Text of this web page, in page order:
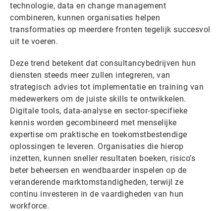
technologie, data en change management
combineren, kunnen organisaties helpen
transformaties op meerdere fronten tegelijk succesvol
uit te voeren.
Deze trend betekent dat consultancybedrijven hun
diensten steeds meer zullen integreren, van
strategisch advies tot implementatie en training van
medewerkers om de juiste skills te ontwikkelen.
Digitale tools, data-analyse en sector-specifieke
kennis worden gecombineerd met menselijke
expertise om praktische en toekomstbestendige
oplossingen te leveren. Organisaties die hierop
inzetten, kunnen sneller resultaten boeken, risico’s
beter beheersen en wendbaarder inspelen op de
veranderende marktomstandigheden, terwijl ze
continu investeren in de vaardigheden van hun
workforce.